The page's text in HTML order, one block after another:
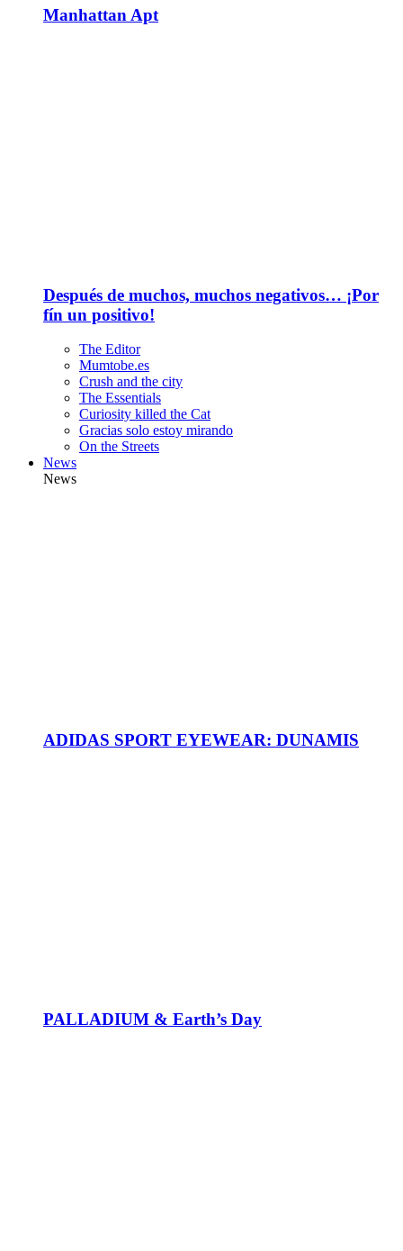
Manhattan Apt
Después de muchos, muchos negativos… ¡Por
fín un positivo!
The Editor
Mumtobe.es
Crush and the city
The Essentials
Curiosity killed the Cat
Gracias solo estoy mirando
On the Streets
News
News
ADIDAS SPORT EYEWEAR: DUNAMIS
PALLADIUM & Earth’s Day